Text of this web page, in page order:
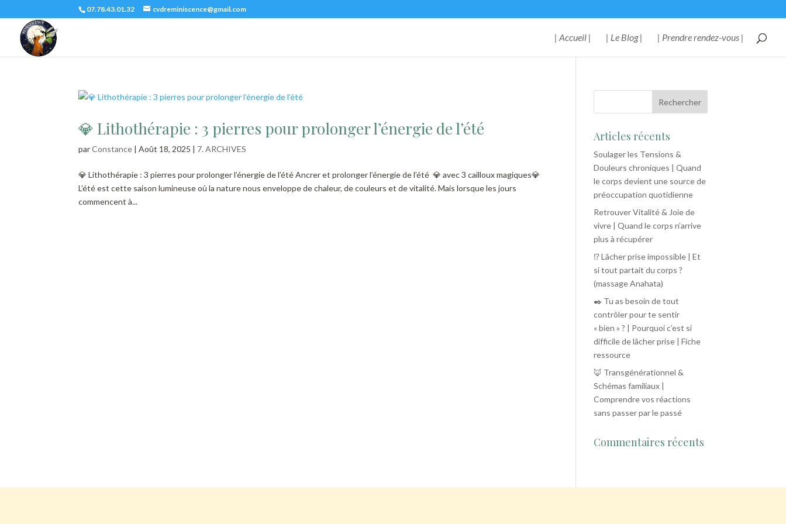
07.78.43.01.32 cvdreminiscence@gmail.com
| Accueil | | Le Blog | | Prendre rendez-vous |
💎 Lithothérapie : 3 pierres pour prolonger l’énergie de l’été
parConstance |Août 18, 2025 | 7. ARCHIVES
💎 Lithothérapie : 3 pierres pour prolonger l’énergie de l’été Ancrer et prolonger l’énergie de l’été 💎 avec 3 cailloux magiques💎
L’été est cette saison lumineuse où la nature nous enveloppe de chaleur, de couleurs et de vitalité. Mais lorsque les jours
commencent à...
Articles récents
Soulager les Tensions &
Douleurs chroniques | Quand
le corps devient une source de
préoccupation quotidienne
Retrouver Vitalité & Joie de
vivre | Quand le corps n’arrive
plus à récupérer
⁉️ Lâcher prise impossible | Et
si tout partait du corps ?
(massage Anahata)
✒️ Tu as besoin de tout
contrôler pour te sentir
« bien » ? | Pourquoi c’est si
difficile de lâcher prise | Fiche
ressource
🦊 Transgénérationnel &
Schémas familiaux |
Comprendre vos réactions
sans passer par le passé
Commentaires récents